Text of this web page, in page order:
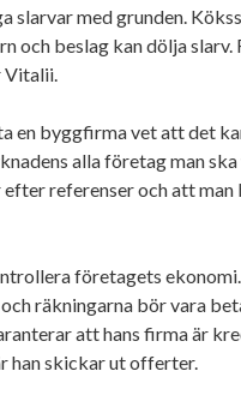
slarvar med grunden.
och beslag kan dölja slarv.
Vitalii.
en byggfirma vet att det
alla företag man
referenser och att man
företagets
räkningarna bör vara
att hans firma är
han skickar ut offerter.